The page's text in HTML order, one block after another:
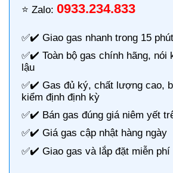
⭐️ Zalo: 0933.234.833
✅✔️ Giao gas nhanh trong 15 phút
✅✔️ Toàn bộ gas chính hãng, nói
lậu
✅✔️ Gas đủ ký, chất lượng cao,
kiểm định định kỳ
✅✔️ Bán gas đúng giá niêm yết
✅✔️ Giá gas cập nhật hàng ngày
✅✔️ Giao gas và lắp đặt miễn phí